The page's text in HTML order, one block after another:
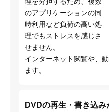
のアプリケーションの同
時利用など負荷の高い処
理でもストレスを感じさ
せません。
インターネット閲覧や、
ます。
DVDの再生・書き込み